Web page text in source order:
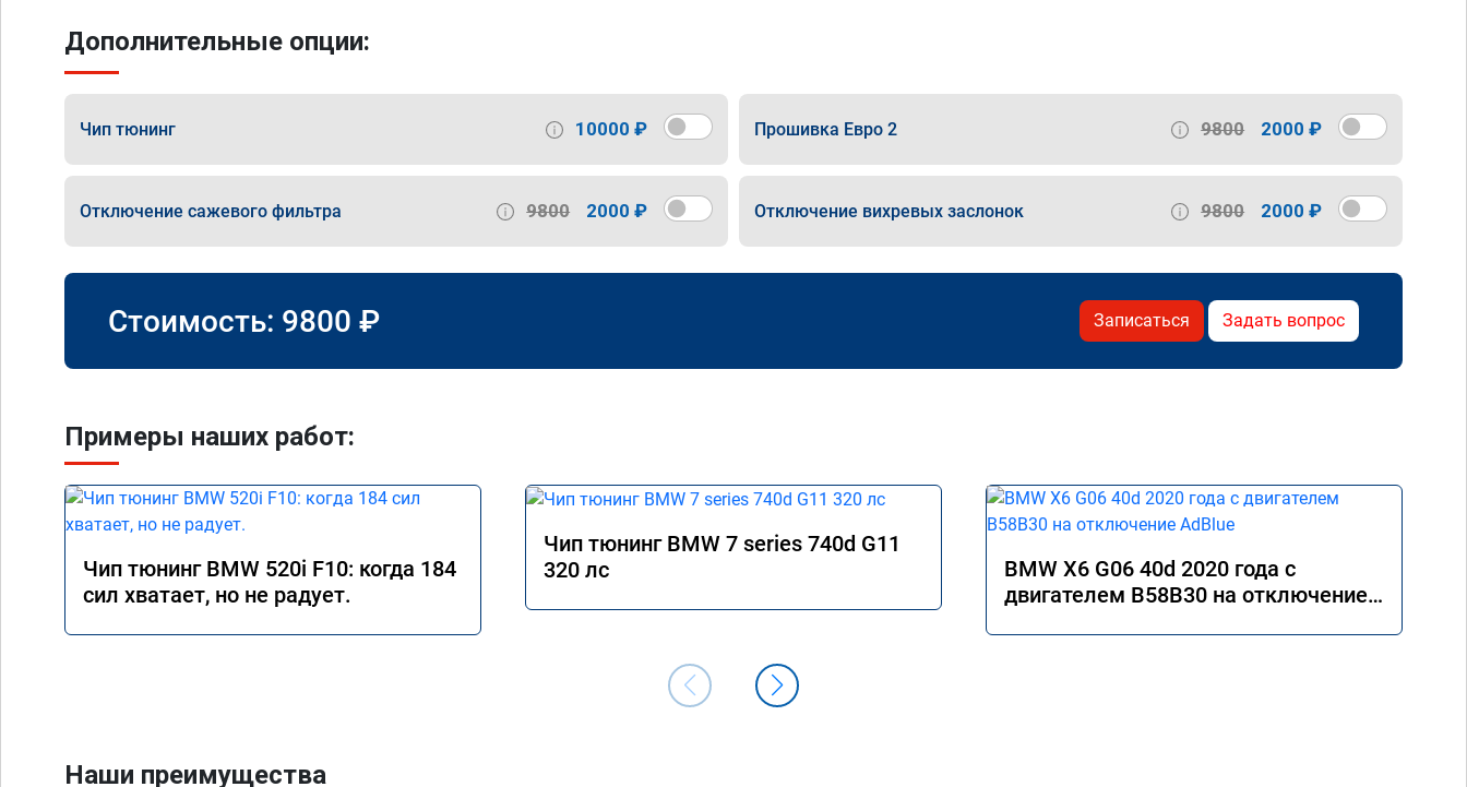
Дополнительные опции:
Чип тюнинг 10000 ₽ Прошивка Евро 2 9800 2000 ₽
Отключение сажевого фильтра 9800 2000 ₽ Отключение вихревых заслонок 9800 2000 ₽
Стоимость: 9800 ₽ Записаться Задать вопрос
Примеры наших работ:
Чип тюнинг BMW 520i F10: когда 184
сил хватает, но не радует.
Чип тюнинг BMW 7 series 740d G11
320 лс
BMW X6 G06 40d 2020 года с
двигателем B58B30 на отключение
Наши преимущества